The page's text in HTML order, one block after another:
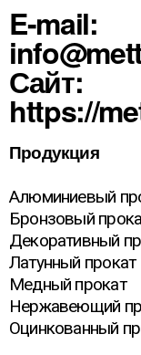
E-mail:
Сайт:
https://
Продукция
Алюминиевый
Бронзовый
Декоративный
Латунный прокат
Медный прокат
Нержавеющий
Оцинкованный